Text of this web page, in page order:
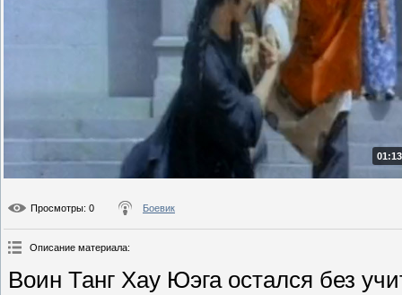
Просмотры: 0 Боевик
Описание материала:
Воин Танг Хау Юэга остался без